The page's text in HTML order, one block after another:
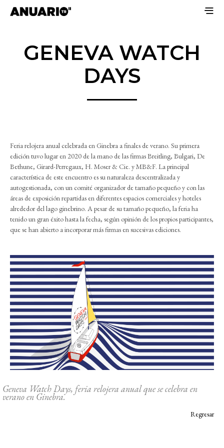
GENEVA WATCH
DAYS
Feria relojera anual celebrada en Ginebra a finales de verano. Su primera
edición tuvo lugar en 2020 de la mano de las firmas Breitling, Bulgari, De
Bethune, Girard-Perregaux, H. Moser & Cie. y MB&F. La principal
característica de este encuentro es su naturaleza descentralizada y
autogestionada, con un comité organizador de tamaño pequeño y con las
áreas de exposición repartidas en diferentes espacios comerciales y hoteles
alrededor del lago ginebrino. A pesar de su tamaño pequeño, la feria ha
tenido un gran éxito hasta la fecha, según opinión de los propios participantes,
que se han abierto a incorporar más firmas en sucesivas ediciones.
Geneva Watch Days, feria relojera anual que se celebra en
verano en Ginebra.
Regresar